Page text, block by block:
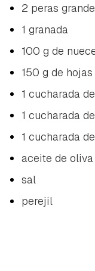
2 peras
1 granada
100 g de
150 g de
1 cucharada
1 cucharada
1 cucharada
aceite de
sal
perejil